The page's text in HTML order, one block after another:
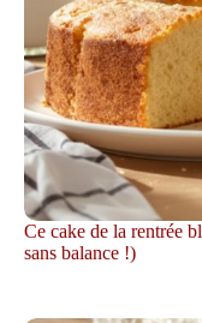
Ce cake de la rentrée
sans balance !)